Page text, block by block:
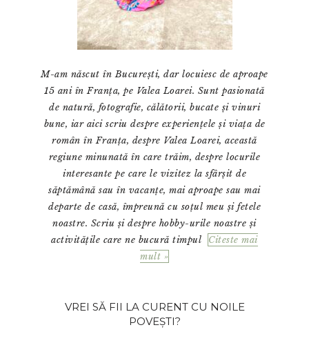
M-am născut în București, dar locuiesc de aproape
15 ani în Franța, pe Valea Loarei. Sunt pasionată
de natură, fotografie, călătorii, bucate și vinuri
bune, iar aici scriu despre experiențele și viața de
român în Franța, despre Valea Loarei, această
regiune minunată în care trăim, despre locurile
interesante pe care le vizitez la sfârșit de
săptămână sau în vacanțe, mai aproape sau mai
departe de casă, împreună cu soțul meu și fetele
noastre. Scriu și despre hobby-urile noastre și
activitățile care ne bucură timpul
Citeste mai
mult »
VREI SĂ FII LA CURENT CU NOILE
POVEȘTI?